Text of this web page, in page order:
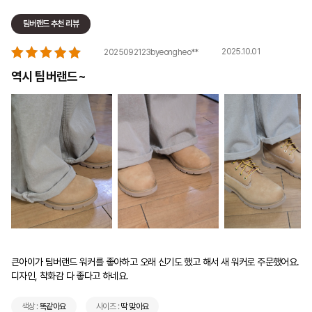
팀버랜드 추천 리뷰
2025092123byeongheo** 2025.10.01
역시 팀버랜드~
큰아이가 팀버랜드 워커를 좋아하고 오래 신기도 했고 해서 새 워커로 주문했어요.
디자인, 착화감 다 좋다고 하네요.
색상 : 똑같아요 사이즈 : 딱 맞아요